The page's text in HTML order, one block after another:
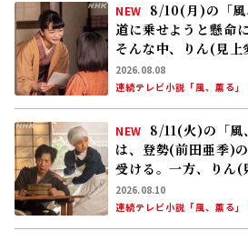
NEW
8/10(月)の「風
道に乗せようと懸命
そんな中、りん(見
る
2026.08.08
連続テレビ小説「風、薫る」
NEW
8/11(火)の「風
は、登勢(前田亜季)
受ける。一方、りん
ぬ来訪者が……
2026.08.10
連続テレビ小説「風、薫る」